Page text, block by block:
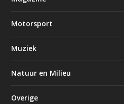
Motorsport
Muziek
Natuur en Milieu
Overige